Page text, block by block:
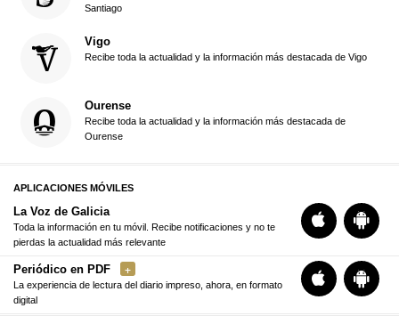
Santiago
Vigo
Recibe toda la actualidad y la información más destacada de Vigo
Ourense
Recibe toda la actualidad y la información más destacada de
Ourense
APLICACIONES MÓVILES
La Voz de Galicia
Toda la información en tu móvil. Recibe notificaciones y no te
pierdas la actualidad más relevante
Periódico en PDF
La experiencia de lectura del diario impreso, ahora, en formato
digital